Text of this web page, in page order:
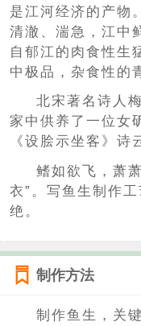
是江河经济的产物
清澈、湍急，江中
自郁江的肉食性
中极品，杂食性的
北宋著名诗人
家中供养了一位女
《设脍示坐客》诗
鳍如欲飞，萧
衣”。写鱼生制作
绝。
制作方法
制作鱼生，关